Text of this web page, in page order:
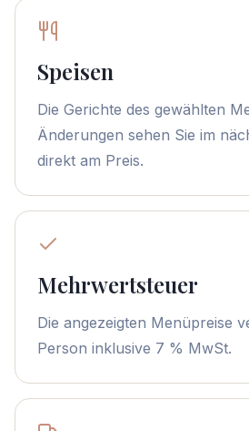
Speisen
Die Gerichte des gewählten
Änderungen sehen Sie im
direkt am Preis.
Mehrwertsteuer
Die angezeigten Menüpreise
Person inklusive 7 % MwSt.